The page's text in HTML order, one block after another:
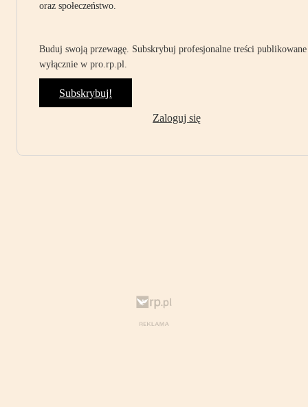
oraz społeczeństwo.
Buduj swoją przewagę. Subskrybuj profesjonalne treści publikowane
wyłącznie w pro.rp.pl.
Subskrybuj!
Zaloguj się